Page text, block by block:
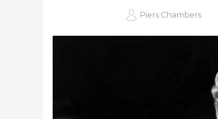
Piers Chambers